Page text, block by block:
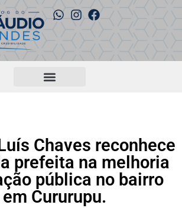
Chaves reconhece
prefeita na melhoria
pública no bairro
Cururupu.